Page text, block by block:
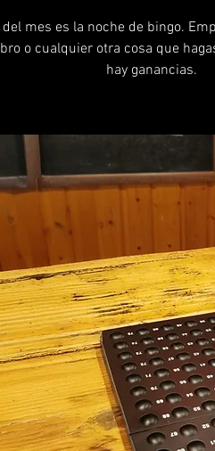
mes es la noche de bingo.
o cualquier otra cosa que
hay ganancias.